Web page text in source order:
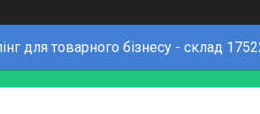
для товарного бізнесу - склад